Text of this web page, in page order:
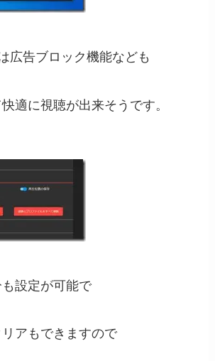
広告ブロック機能なども
適に視聴が出来そうです。
設定が可能で
アもできますので